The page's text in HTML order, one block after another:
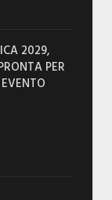
2029,
PER